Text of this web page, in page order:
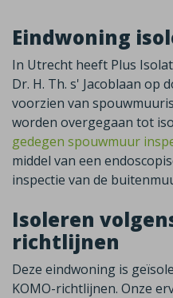
Eindwoning
In Utrecht heeft Plus
Dr. H. Th. s' Jacoblaan op
voorzien van
worden overgegaan tot
gedegen spouwmuur
middel van een
inspectie van de
Isoleren
richtlijnen
Deze eindwoning is
KOMO-richtlijnen. Onze